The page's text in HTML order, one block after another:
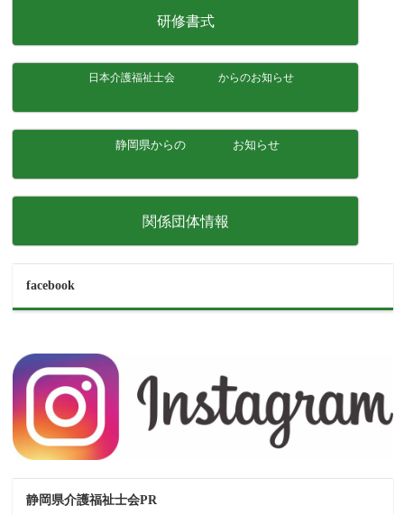
研修書式
日本介護福祉士会 からのお知らせ
静岡県からの お知らせ
関係団体情報
facebook
静岡県介護福祉士会PR